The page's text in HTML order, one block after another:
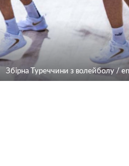
Збірна Туреччини з волейболу /